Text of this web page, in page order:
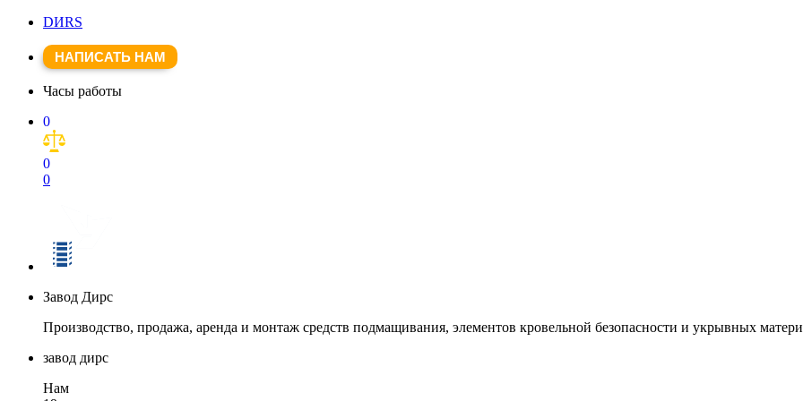
DИRS
НАПИСАТЬ НАМ
Часы работы
0
0
0
Завод Дирс
Производство, продажа, аренда и монтаж средств подмащивания, элементов кровельной безопасности и укрывных
завод дирс
Нам